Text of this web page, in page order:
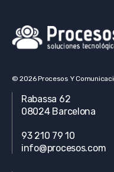
© 2026 Procesos Y
Rabassa 62
08024 Barcelona
93 210 79 10
info@procesos.com